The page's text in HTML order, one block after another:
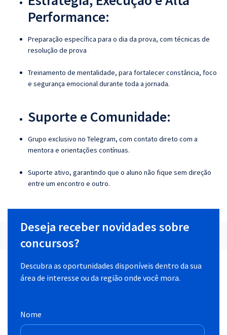
Performance:
Preparação específica para o dia da prova, com técnicas de
resolução de prova
Treinamento de mentalidade, para fortalecer constância, foco
e segurança emocional durante toda a jornada.
Suporte e Comunidade:
Grupo exclusivo no Telegram, com contato direto com a
mentora e orientações contínuas.
Suporte ativo, garantindo que o aluno não fique sem direção
entre um encontro e outro.
Deseja receber novidades sobre
concursos?
Descubra as oportunidades disponíveis dentro da sua
área de interesse ou da região onde você mora.
Nome